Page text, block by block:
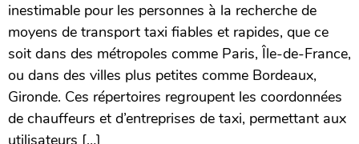
inestimable pour les personnes à la recherche de
moyens de transport taxi fiables et rapides, que ce
soit dans des métropoles comme Paris, Île-de-France,
ou dans des villes plus petites comme Bordeaux,
Gironde. Ces répertoires regroupent les coordonnées
de chauffeurs et d’entreprises de taxi, permettant aux